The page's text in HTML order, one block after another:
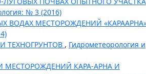
№ 3 (2016)
ВОДАХ МЕСТОРОЖДЕНИЙ
ТЕХНОГРУНТОВ , Гидрометеорология и
МЕСТОРОЖДЕНИЙ КАРА-АРНА И